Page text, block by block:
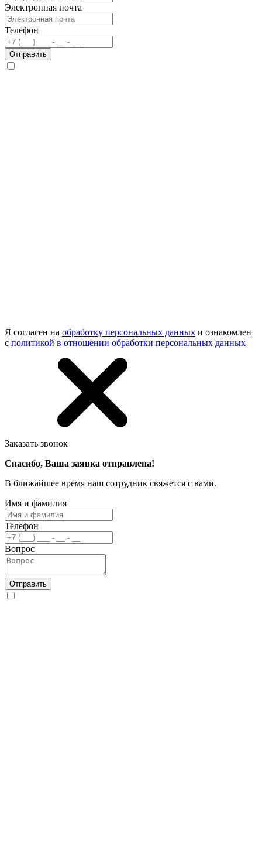
Электронная почта
Телефон
Отправить
Я согласен на обработку персональных данных и ознакомлен
с политикой в отношении обработки персональных данных
Заказать звонок
Спасибо, Ваша заявка отправлена!
В ближайшее время наш сотрудник свяжется с вами.
Имя и фамилия
Телефон
Вопрос
Отправить